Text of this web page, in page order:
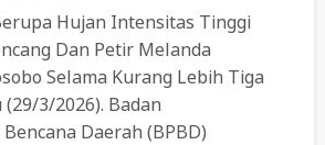
Hujan Intensitas Tinggi
Dan Petir Melanda
Selama Kurang Lebih Tiga
(29/3/2026). Badan
Daerah (BPBD)